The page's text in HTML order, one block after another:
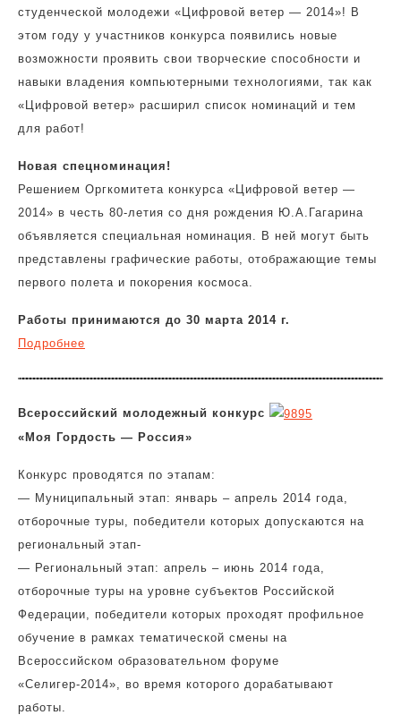
студенческой молодежи «Цифровой ветер — 2014»! В
этом году у участников конкурса появились новые
возможности проявить свои творческие способности и
навыки владения компьютерными технологиями, так как
«Цифровой ветер» расширил список номинаций и тем
для работ!
Новая спецноминация!
Решением Оргкомитета конкурса «Цифровой ветер —
2014» в честь 80-летия со дня рождения Ю.А.Гагарина
объявляется специальная номинация. В ней могут быть
представлены графические работы, отображающие темы
первого полета и покорения космоса.
Работы принимаются до 30 марта 2014 г.
Подробнее
Всероссийский молодежный конкурс
«Моя Гордость — Россия»
Конкурс проводятся по этапам:
— Муниципальный этап: январь – апрель 2014 года,
отборочные туры, победители которых допускаются на
региональный этап-
— Региональный этап: апрель – июнь 2014 года,
отборочные туры на уровне субъектов Российской
Федерации, победители которых проходят профильное
обучение в рамках тематической смены на
Всероссийском образовательном форуме
«Селигер-2014», во время которого дорабатывают
работы.